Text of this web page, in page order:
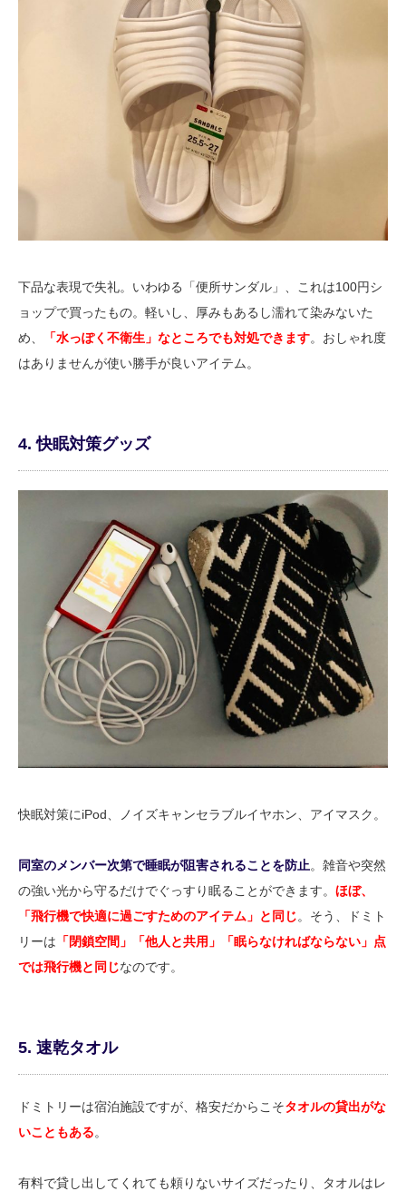
下品な表現で失礼。いわゆる「便所サンダル」、これは100円シ
ョップで買ったもの。軽いし、厚みもあるし濡れて染みないた
め、
「水っぽく不衛生」なところでも対処できます。おしゃれ度
はありませんが使い勝手が良いアイテム。
4. 快眠対策グッズ
快眠対策にiPod、ノイズキャンセラブルイヤホン、アイマスク。
同室のメンバー次第で睡眠が阻害されることを防止。雑音や突然
の強い光から守るだけでぐっすり眠ることができます。 ほぼ、
「飛行機で快適に過ごすためのアイテム」と同じ。そう、ドミト
リーは 「閉鎖空間」「他人と共用」「眠らなければならない」点
では飛行機と同じなのです。
5. 速乾タオル
ドミトリーは宿泊施設ですが、格安だからこそタオルの貸出がな
いこともある。
有料で貸し出してくれても頼りないサイズだったり、タオルはレ